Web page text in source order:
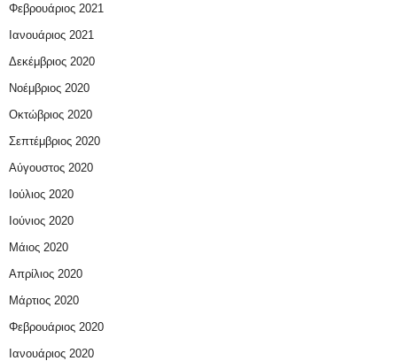
Φεβρουάριος 2021
Ιανουάριος 2021
Δεκέμβριος 2020
Νοέμβριος 2020
Οκτώβριος 2020
Σεπτέμβριος 2020
Αύγουστος 2020
Ιούλιος 2020
Ιούνιος 2020
Μάιος 2020
Απρίλιος 2020
Μάρτιος 2020
Φεβρουάριος 2020
Ιανουάριος 2020